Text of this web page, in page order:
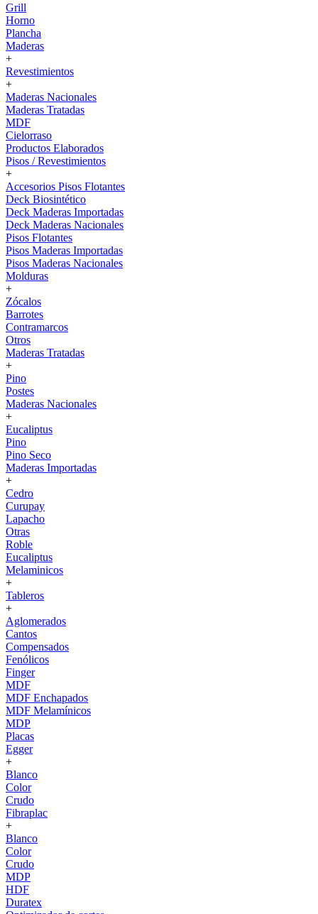
Grill
Horno
Plancha
Maderas
+
Revestimientos
+
Maderas Nacionales
Maderas Tratadas
MDF
Cielorraso
Productos Elaborados
Pisos / Revestimientos
+
Accesorios Pisos Flotantes
Deck Biosintético
Deck Maderas Importadas
Deck Maderas Nacionales
Pisos Flotantes
Pisos Maderas Importadas
Pisos Maderas Nacionales
Molduras
+
Zócalos
Barrotes
Contramarcos
Otros
Maderas Tratadas
+
Pino
Postes
Maderas Nacionales
+
Eucaliptus
Pino
Pino Seco
Maderas Importadas
+
Cedro
Curupay
Lapacho
Otras
Roble
Eucaliptus
Melaminicos
+
Tableros
+
Aglomerados
Cantos
Compensados
Fenólicos
Finger
MDF
MDF Enchapados
MDF Melamínicos
MDP
Placas
Egger
+
Blanco
Color
Crudo
Fibraplac
+
Blanco
Color
Crudo
MDP
HDF
Duratex